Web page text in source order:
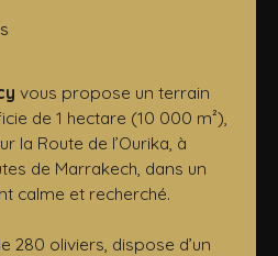
vous propose un terrain
de 1 hectare (10 000 m²),
la Route de l’Ourika, à
de Marrakech, dans un
calme et recherché.
280 oliviers, dispose d’un